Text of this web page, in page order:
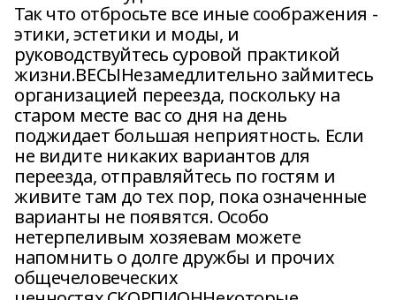
Так что отбросьте все иные соображения -
этики, эстетики и моды, и
руководствуйтесь суровой практикой
жизни.ВЕСЫНезамедлительно займитесь
организацией переезда, поскольку на
старом месте вас со дня на день
поджидает большая неприятность. Если
не видите никаких вариантов для
переезда, отправляйтесь по гостям и
живите там до тех пор, пока означенные
варианты не появятся. Особо
нетерпеливым хозяевам можете
напомнить о долге дружбы и прочих
общечеловеческих